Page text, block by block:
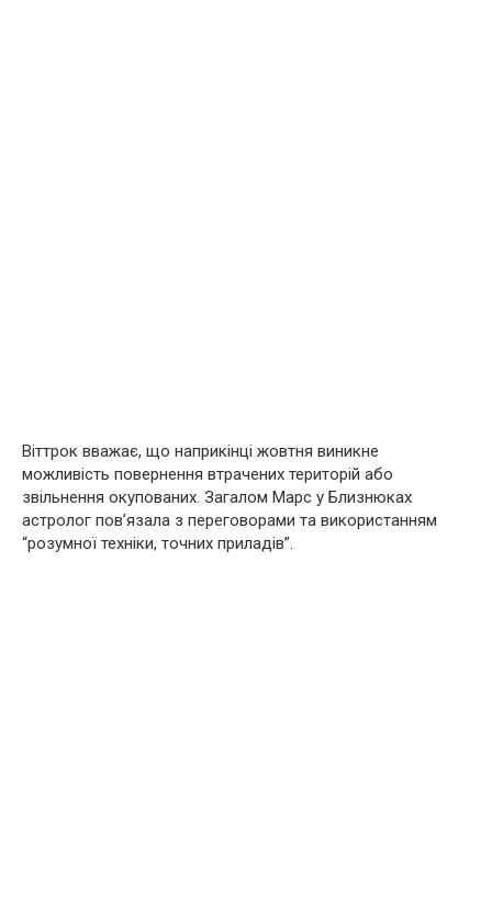
Віттрок вважає, що наприкінці жовтня виникне
можливість повернення втрачених територій або
звільнення окупованих. Загалом Марс у Близнюках
астролог пов’язала з переговорами та використанням
“розумної техніки, точних приладів”.